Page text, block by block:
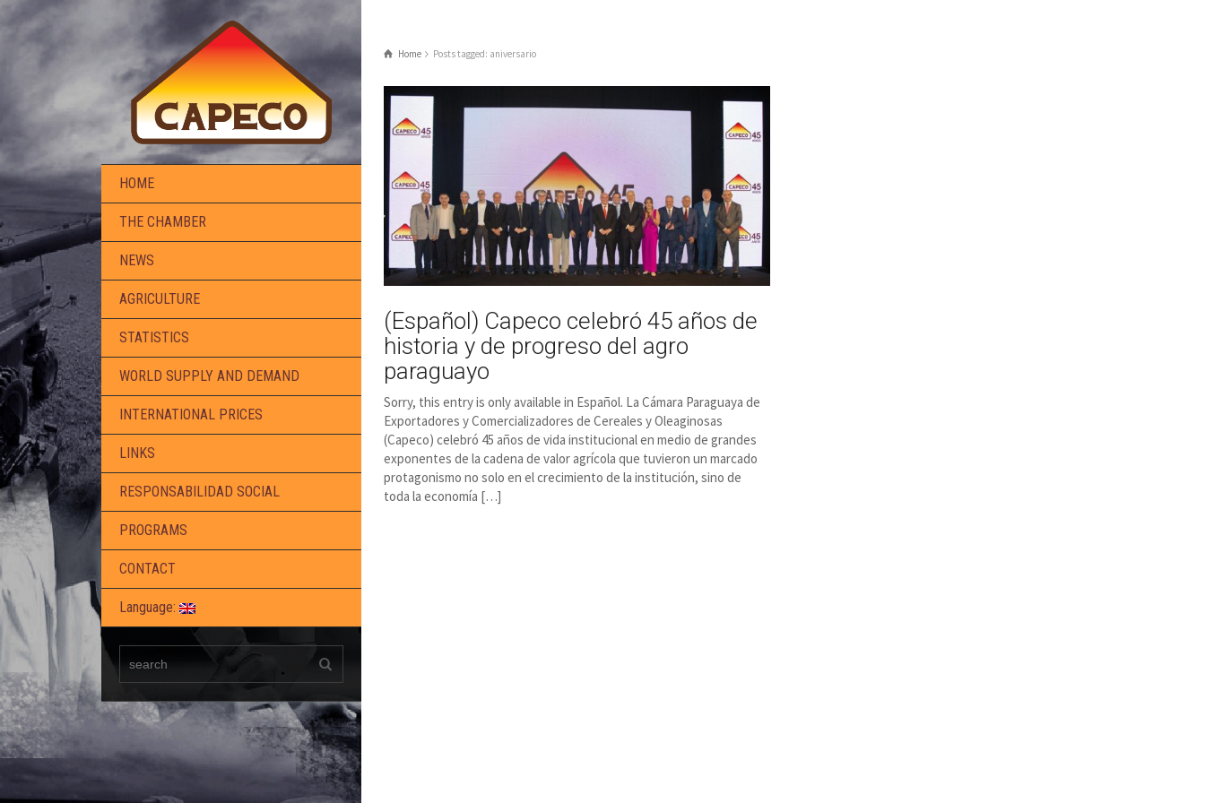
HOME
THE CHAMBER
NEWS
AGRICULTURE
STATISTICS
WORLD SUPPLY AND DEMAND
INTERNATIONAL PRICES
LINKS
RESPONSABILIDAD SOCIAL
PROGRAMS
CONTACT
Language:
Home Posts tagged: aniversario
(Español) Capeco celebró 45 años de
historia y de progreso del agro
paraguayo
Sorry, this entry is only available in Español. La Cámara Paraguaya de
Exportadores y Comercializadores de Cereales y Oleaginosas
(Capeco) celebró 45 años de vida institucional en medio de grandes
exponentes de la cadena de valor agrícola que tuvieron un marcado
protagonismo no solo en el crecimiento de la institución, sino de
toda la economía […]